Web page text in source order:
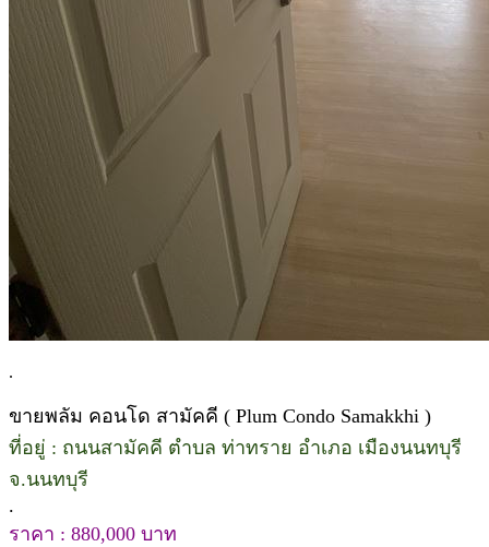
.
ขายพลัม คอนโด สามัคคี ( Plum Condo Samakkhi )
ที่อยู่ : ถนนสามัคคี ตำบล ท่าทราย อำเภอ เมืองนนทบุรี
จ.นนทบุรี
.
ราคา : 880,000 บาท